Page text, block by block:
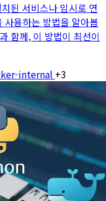
된 서비스나 임시로 연
용하는 방법을 알아봅
함께, 이 방법이 최선이
internal +3